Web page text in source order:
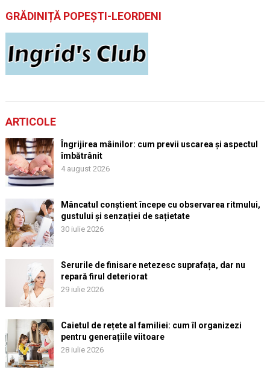
GRĂDINIȚĂ POPEȘTI-LEORDENI
ARTICOLE
Îngrijirea mâinilor: cum previi uscarea și aspectul
îmbătrânit
4 august 2026
Mâncatul conștient începe cu observarea ritmului,
gustului și senzației de sațietate
30 iulie 2026
Serurile de finisare netezesc suprafața, dar nu
repară firul deteriorat
29 iulie 2026
Caietul de rețete al familiei: cum îl organizezi
pentru generațiile viitoare
28 iulie 2026